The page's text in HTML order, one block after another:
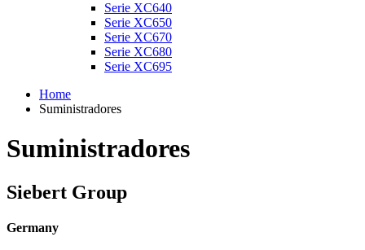
Serie XC640
Serie XC650
Serie XC670
Serie XC680
Serie XC695
Home
Suministradores
Suministradores
Siebert Group
Germany